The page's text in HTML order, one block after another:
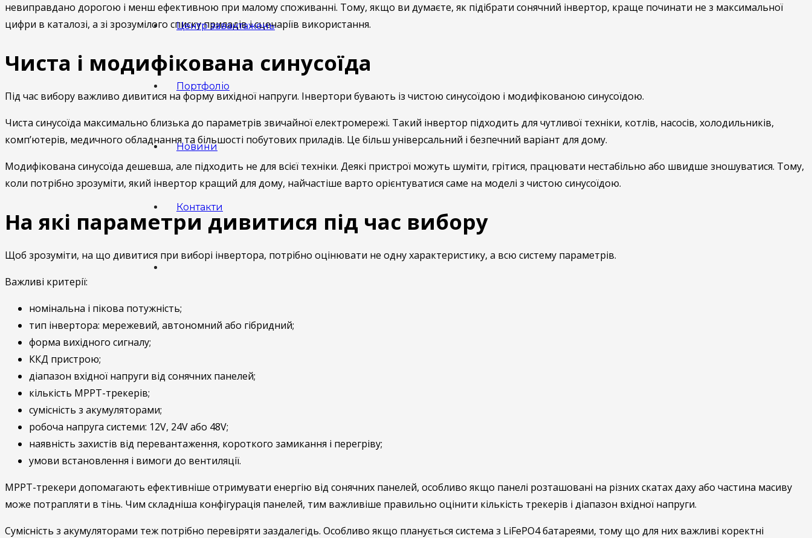
Центр завантажень
Портфоліо
Новини
Контакти
невиправдано дорогою і менш ефективною при малому споживанні. Тому, якщо ви думаєте, як підібрати сонячний інвертор, краще починати не з максимальної
цифри в каталозі, а зі зрозумілого списку приладів і сценаріїв використання.
Чиста і модифікована синусоїда
Під час вибору важливо дивитися на форму вихідної напруги. Інвертори бувають із чистою синусоїдою і модифікованою синусоїдою.
Чиста синусоїда максимально близька до параметрів звичайної електромережі. Такий інвертор підходить для чутливої техніки, котлів, насосів, холодильників,
комп’ютерів, медичного обладнання та більшості побутових приладів. Це більш універсальний і безпечний варіант для дому.
Модифікована синусоїда дешевша, але підходить не для всієї техніки. Деякі пристрої можуть шуміти, грітися, працювати нестабільно або швидше зношуватися. Тому,
коли потрібно зрозуміти, який інвертор кращий для дому, найчастіше варто орієнтуватися саме на моделі з чистою синусоїдою.
На які параметри дивитися під час вибору
Щоб зрозуміти, на що дивитися при виборі інвертора, потрібно оцінювати не одну характеристику, а всю систему параметрів.
Важливі критерії:
номінальна і пікова потужність;
тип інвертора: мережевий, автономний або гібридний;
форма вихідного сигналу;
ККД пристрою;
діапазон вхідної напруги від сонячних панелей;
кількість MPPT-трекерів;
сумісність з акумуляторами;
робоча напруга системи: 12V, 24V або 48V;
наявність захистів від перевантаження, короткого замикання і перегріву;
умови встановлення і вимоги до вентиляції.
MPPT-трекери допомагають ефективніше отримувати енергію від сонячних панелей, особливо якщо панелі розташовані на різних скатах даху або частина масиву
може потрапляти в тінь. Чим складніша конфігурація панелей, тим важливіше правильно оцінити кількість трекерів і діапазон вхідної напруги.
Сумісність з акумуляторами теж потрібно перевіряти заздалегідь. Особливо якщо планується система з LiFePO4 батареями, тому що для них важливі коректні